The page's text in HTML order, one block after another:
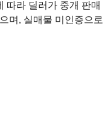
따라 딜러가 중개 판매
며, 실매물 미인증으로